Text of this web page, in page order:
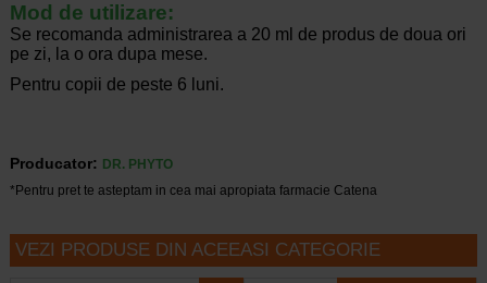
Mod de utilizare:
Se recomanda administrarea a 20 ml de produs de doua ori
pe zi, la o ora dupa mese.
Pentru copii de peste 6 luni.
Producator:
DR. PHYTO
*Pentru pret te asteptam in cea mai apropiata farmacie Catena
VEZI PRODUSE DIN ACEEASI CATEGORIE